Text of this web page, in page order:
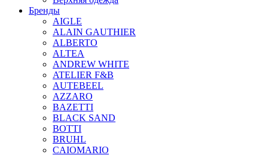
Бренды
AIGLE
ALAIN GAUTHIER
ALBERTO
ALTEA
ANDREW WHITE
ATELIER F&B
AUTEBEEL
AZZARO
BAZETTI
BLACK SAND
BOTTI
BRUHL
CAIOMARIO